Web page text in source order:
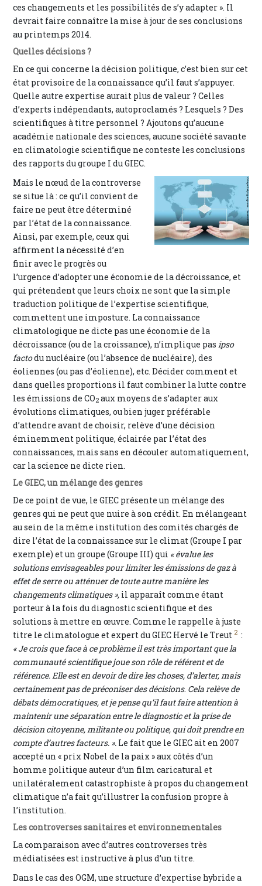
ces changements et les possibilités de s’y adapter ». Il
devrait faire connaître la mise à jour de ses conclusions
au printemps 2014.
Quelles décisions ?
En ce qui concerne la décision politique, c’est bien sur cet
état provisoire de la connaissance qu’il faut s’appuyer.
Quelle autre expertise aurait plus de valeur ? Celles
d’experts indépendants, autoproclamés ? Lesquels ? Des
scientifiques à titre personnel ? Ajoutons qu’aucune
académie nationale des sciences, aucune société savante
en climatologie scientifique ne conteste les conclusions
des rapports du groupe I du GIEC.
Mais le nœud de la controverse
se situe là : ce qu’il convient de
faire ne peut être déterminé
par l’état de la connaissance.
Ainsi, par exemple, ceux qui
affirment la nécessité d’en
finir avec le progrès ou
l’urgence d’adopter une économie de la décroissance, et
qui prétendent que leurs choix ne sont que la simple
traduction politique de l’expertise scientifique,
commettent une imposture. La connaissance
climatologique ne dicte pas une économie de la
décroissance (ou de la croissance), n’implique pas ipso
factodu nucléaire (ou l’absence de nucléaire), des
éoliennes (ou pas d’éolienne), etc. Décider comment et
dans quelles proportions il faut combiner la lutte contre
les émissions de CO2 aux moyens de s’adapter aux
évolutions climatiques, ou bien juger préférable
d’attendre avant de choisir, relève d’une décision
éminemment politique, éclairée par l’état des
connaissances, mais sans en découler automatiquement,
car la science ne dicte rien.
Le GIEC, un mélange des genres
De ce point de vue, le GIEC présente un mélange des
genres qui ne peut que nuire à son crédit. En mélangeant
au sein de la même institution des comités chargés de
dire l’état de la connaissance sur le climat (Groupe I par
exemple) et un groupe (Groupe III) qui « évalue les
solutions envisageables pour limiter les émissions de gaz à
effet de serre ou atténuer de toute autre manière les
changements climatiques », il apparaît comme étant
porteur à la fois du diagnostic scientifique et des
solutions à mettre en œuvre. Comme le rappelle à juste
titre le climatologue et expert du GIEC Hervé le Treut 2 :
« Je crois que face à ce problème il est très important que la
communauté scientifique joue son rôle de référent et de
référence. Elle est en devoir de dire les choses, d’alerter, mais
certainement pas de préconiser des décisions. Cela relève de
débats démocratiques, et je pense qu’il faut faire attention à
maintenir une séparation entre le diagnostic et la prise de
décision citoyenne, militante ou politique, qui doit prendre en
compte d’autres facteurs. ». Le fait que le GIEC ait en 2007
accepté un « prix Nobel de la paix » aux côtés d’un
homme politique auteur d’un film caricatural et
unilatéralement catastrophiste à propos du changement
climatique n’a fait qu’illustrer la confusion propre à
l’institution.
Les controverses sanitaires et environnementales
La comparaison avec d’autres controverses très
médiatisées est instructive à plus d’un titre.
Dans le cas des OGM, une structure d’expertise hybride a